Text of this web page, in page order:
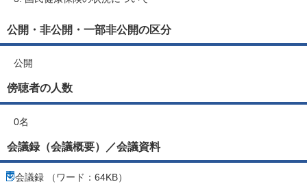
公開・非公開・一部非公開の区分
公開
傍聴者の人数
0名
会議録（会議概要）／会議資料
会議録 （ワード：64KB）